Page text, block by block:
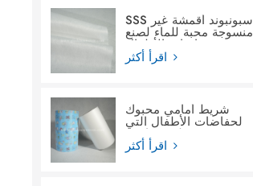
SSS سبونبوند أقمشة غير
منسوجة محبة للماء لصنع
حفاضات الأطفال
شريط أمامي محبوك
لحفاضات الأطفال التي
تستخدم لمرة واحدة